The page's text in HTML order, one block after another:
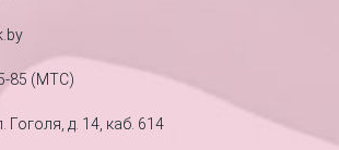
85 (MTC)
Гоголя, д. 14, каб. 614